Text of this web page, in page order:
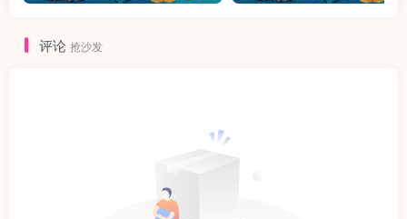
评论 抢沙发